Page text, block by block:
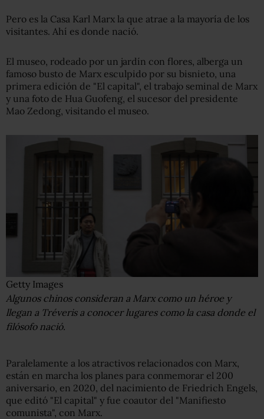
Pero es la Casa Karl Marx la que atrae a la mayoría de los
visitantes. Ahí es donde nació.
El museo, rodeado por un jardín con flores, alberga un
famoso busto de Marx esculpido por su bisnieto, una
primera edición de "El capital", el trabajo seminal de Marx
y una foto de Hua Guofeng, el sucesor del presidente
Mao Zedong, visitando el museo.
Getty Images
Algunos chinos consideran a Marx como un héroe y
llegan a Tréveris a conocer lugares como la casa donde el
filósofo nació.
Paralelamente a los atractivos relacionados con Marx,
están en marcha los planes para conmemorar el 200
aniversario, en 2020, del nacimiento de Friedrich Engels,
que editó "El capital" y fue coautor del "Manifiesto
comunista", con Marx.